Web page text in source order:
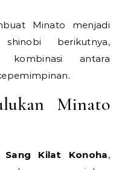
Minato menjadi
berikutnya,
kombinasi antara
Minato
Sang Kilat Konoha,